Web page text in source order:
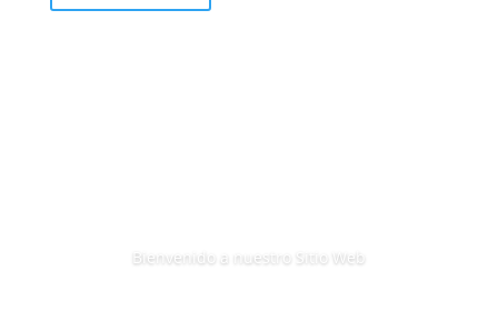
Bienvenido a nuestro Sitio Web